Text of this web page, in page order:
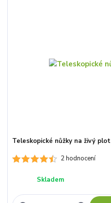
2 hodnocení
Teleskopické nůžky na živý plot
Skladem